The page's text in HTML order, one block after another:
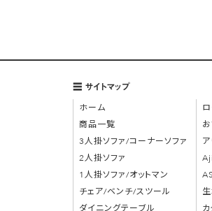
サイトマップ
ホーム
商品一覧
3人掛ソファ/コーナーソファ
2人掛ソファ
1人掛ソファ/オットマン
チェア/ベンチ/スツール
ダイニングテーブル
ア